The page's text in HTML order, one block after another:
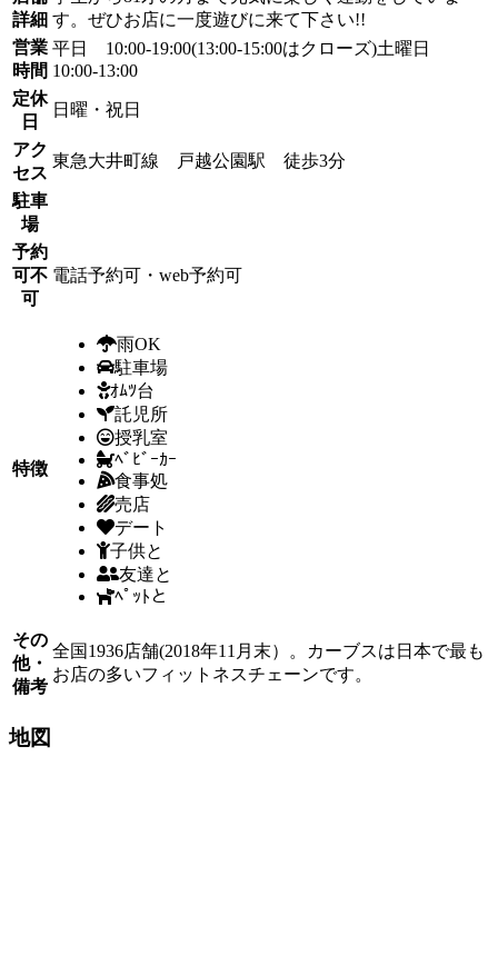
詳細 す。ぜひお店に一度遊びに来て下さい!!
営業
時間
平日 10:00-19:00(13:00-15:00はクローズ)土曜日
10:00-13:00
定休
日
日曜・祝日
アク
セス
東急大井町線 戸越公園駅 徒歩3分
駐車
場
予約
可不
可
電話予約可・web予約可
特徴
雨OK
駐車場
ｵﾑﾂ台
託児所
授乳室
ﾍﾞﾋﾞｰｶｰ
食事処
売店
デート
子供と
友達と
ﾍﾟｯﾄと
その
他・
備考
全国1936店舗(2018年11月末）。カーブスは日本で最も
お店の多いフィットネスチェーンです。
地図